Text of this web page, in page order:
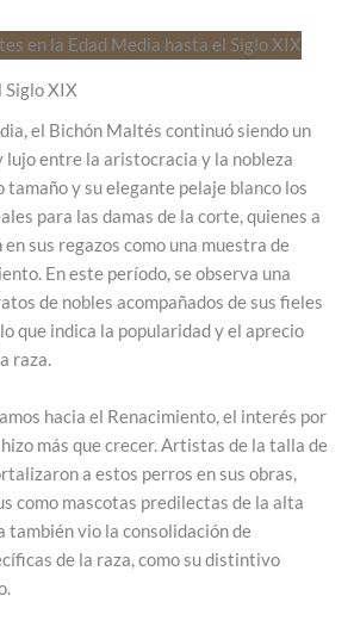
Siglo XIX
el Bichón Maltés continuó siendo un
lujo entre la aristocracia y la nobleza
tamaño y su elegante pelaje blanco los
para las damas de la corte, quienes a
sus regazos como una muestra de
En este período, se observa una
de nobles acompañados de sus fieles
que indica la popularidad y el aprecio
raza.
hacia el Renacimiento, el interés por
más que crecer. Artistas de la talla de
a estos perros en sus obras,
como mascotas predilectas de la alta
también vio la consolidación de
de la raza, como su distintivo